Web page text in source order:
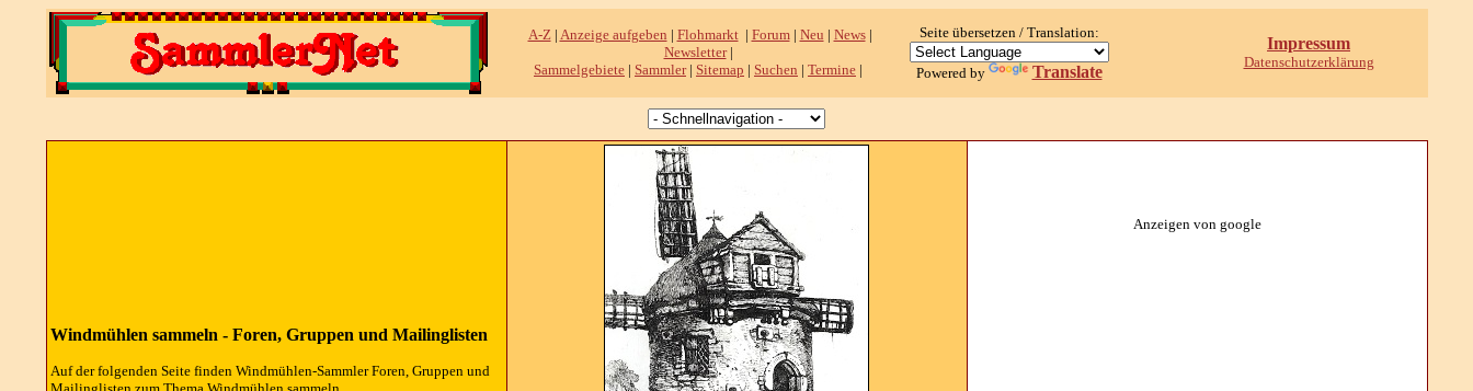
A-Z| Anzeige aufgeben | Flohmarkt| Forum| Neu | News|
Newsletter|
Sammelgebiete | Sammler| Sitemap | Suchen | Termine |
Seite übersetzen / Translation:
Powered by Translate
Impressum
Datenschutzerklärung
Windmühlen sammeln - Foren, Gruppen und Mailinglisten
Auf der folgenden Seite finden Windmühlen-Sammler Foren, Gruppen und
Anzeigen von google